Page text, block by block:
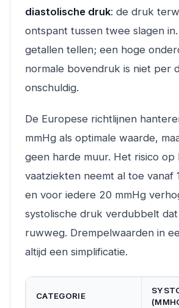
diastolische druk: de druk
ontspant tussen twee slagen
getallen tellen; een hoge
normale bovendruk is niet per
onschuldig.
De Europese richtlijnen
mmHg als optimale waarde,
geen harde muur. Het risico op
vaatziekten neemt al toe vanaf
en voor iedere 20 mmHg
systolische druk verdubbelt dat
ruwweg. Drempelwaarden in
altijd een simplificatie.
CATEGORIE